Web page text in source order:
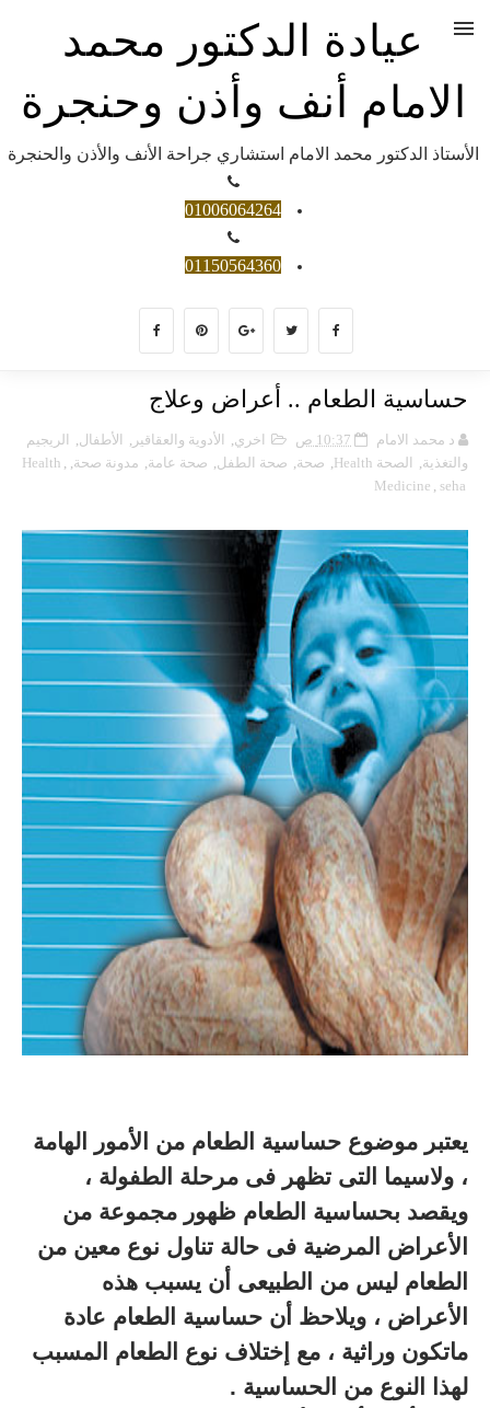
عيادة الدكتور محمد
الامام أنف وأذن وحنجرة
الأستاذ الدكتور محمد الامام استشاري جراحة الأنف والأذن والحنجرة
01006064264
01150564360
حساسية الطعام .. أعراض وعلاج
د محمد الامام 10:37 ص اخري , الأدوية والعقاقير , الأطفال ,
الريجيم
والتغذية, الصحة Health , صحة, صحة الطفل , صحة عامة, مدونة صحة,
Health
Medicine
,seha
يعتبر موضوع حساسية الطعام من الأمور الهامة
، ولاسيما التى تظهر فى مرحلة الطفولة ،
ويقصد بحساسية الطعام ظهور مجموعة من
الأعراض المرضية فى حالة تناول نوع معين من
الطعام ليس من الطبيعى أن يسبب هذه
الأعراض ، ويلاحظ أن حساسية الطعام عادة
ماتكون وراثية ، مع إختلاف نوع الطعام المسبب
لهذا النوع من الحساسية .